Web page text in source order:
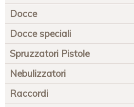
Docce
Docce speciali
Spruzzatori Pistole
Nebulizzatori
Raccordi